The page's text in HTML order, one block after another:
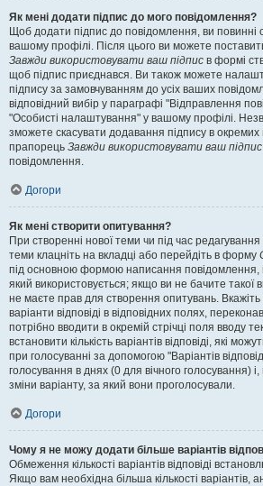
Як мені додати підпис до мого повідомлення?
Щоб додати підпис до повідомлення, ви повинні
вашому профілі. Після цього ви можете
Завжди використовувати ваш підпис в формі
щоб підпис приєднався. Ви також можете
підпису за замовчуванням до усіх ваших
відповідний вибір у параграфі "Відправлення
"Особисті налаштування" у вашому профілі.
зможете скасувати додавання підпису в
прапорець Завжди використовувати ваш підпис
повідомлення.
Догори
Як мені створити опитування?
При створенні нової теми чи під час
теми клацніть на вкладці або перейдіть в форму
під основною формою написання повідомлення,
який використовується; якщо ви не бачите такої
не маєте прав для створення опитувань. Вкажіть
варіанти відповіді в відповідних полях,
потрібно вводити в окремій стрічці поля вводу
встановити кількість варіантів відповіді, які
при голосуванні за допомогою "Варіантів
голосування в днях (0 для вічного голосування)
зміни варіанту, за який вони проголосували.
Догори
Чому я не можу додати більше варіантів
Обмеження кількості варіантів відповіді
Якщо вам необхідна більша кількості варіантів,